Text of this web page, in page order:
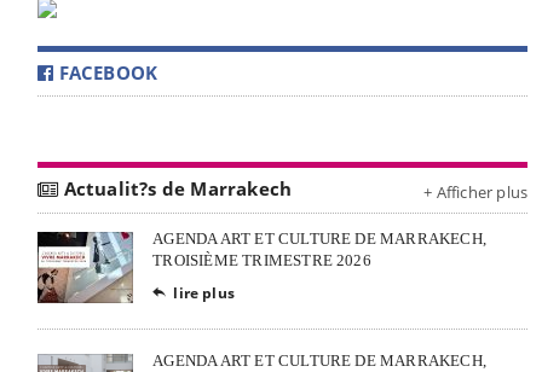
FACEBOOK
Actualit?s de Marrakech + Afficher plus
AGENDA ART ET CULTURE DE MARRAKECH,
TROISIÈME TRIMESTRE 2026
 lire plus
AGENDA ART ET CULTURE DE MARRAKECH,